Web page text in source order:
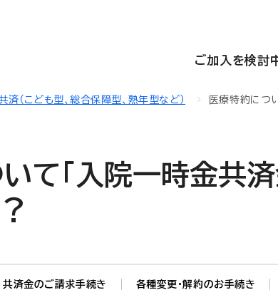
ご加入を検討
済（こども型、総合保障型、熟年型など） 医療特約につ
て「入院一時金共
共済金のご請求手続き 各種変更・解約のお手続き